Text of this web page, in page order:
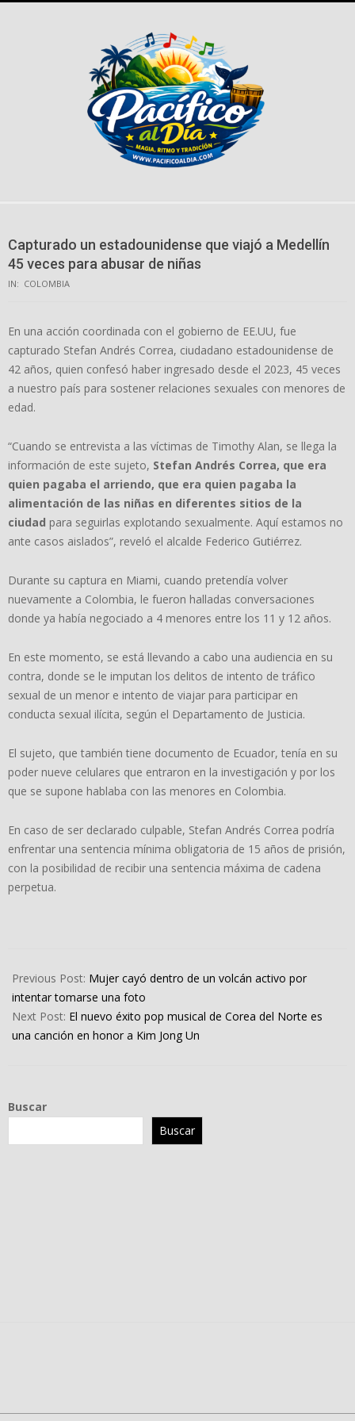
Capturado un estadounidense que viajó a Medellín
45 veces para abusar de niñas
IN: COLOMBIA
En una acción coordinada con el gobierno de EE.UU, fue
capturado Stefan Andrés Correa, ciudadano estadounidense de
42 años, quien confesó haber ingresado desde el 2023, 45 veces
a nuestro país para sostener relaciones sexuales con menores de
edad.
“Cuando se entrevista a las víctimas de Timothy Alan, se llega la
información de este sujeto, Stefan Andrés Correa, que era
quien pagaba el arriendo, que era quien pagaba la
alimentación de las niñas en diferentes sitios de la
ciudad para seguirlas explotando sexualmente. Aquí estamos no
ante casos aislados”, reveló el alcalde Federico Gutiérrez.
Durante su captura en Miami, cuando pretendía volver
nuevamente a Colombia, le fueron halladas conversaciones
donde ya había negociado a 4 menores entre los 11 y 12 años.
En este momento, se está llevando a cabo una audiencia en su
contra, donde se le imputan los delitos de intento de tráfico
sexual de un menor e intento de viajar para participar en
conducta sexual ilícita, según el Departamento de Justicia.
El sujeto, que también tiene documento de Ecuador, tenía en su
poder nueve celulares que entraron en la investigación y por los
que se supone hablaba con las menores en Colombia.
En caso de ser declarado culpable, Stefan Andrés Correa podría
enfrentar una sentencia mínima obligatoria de 15 años de prisión,
con la posibilidad de recibir una sentencia máxima de cadena
perpetua.
04-
25
Previous Post: Mujer cayó dentro de un volcán activo por
intentar tomarse una foto
Next Post: El nuevo éxito pop musical de Corea del Norte es
una canción en honor a Kim Jong Un
Buscar
Buscar